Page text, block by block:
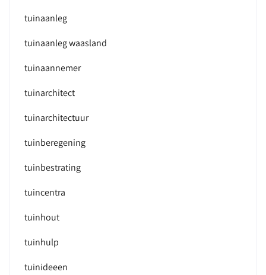
tuinaanleg
tuinaanleg waasland
tuinaannemer
tuinarchitect
tuinarchitectuur
tuinberegening
tuinbestrating
tuincentra
tuinhout
tuinhulp
tuinideeen